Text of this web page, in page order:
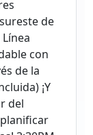
de
con
de la
¡Y
del